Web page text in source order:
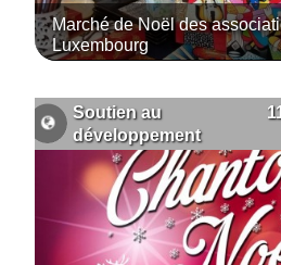
Marché de Noël des
Luxembourg
Soutien au
développement